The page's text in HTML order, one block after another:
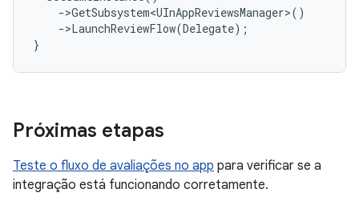
->GetSubsystem<UInAppReviewsManager>()
->LaunchReviewFlow(Delegate);
}
Próximas etapas
Teste o fluxo de avaliações no app para verificar se a
integração está funcionando corretamente.